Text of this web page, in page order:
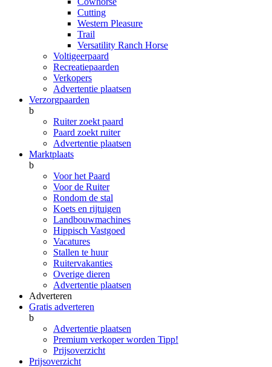
Cutting
Western Pleasure
Trail
Versatility Ranch Horse
Voltigeerpaard
Recreatiepaarden
Verkopers
Advertentie plaatsen
Verzorgpaarden
b
Ruiter zoekt paard
Paard zoekt ruiter
Advertentie plaatsen
Marktplaats
b
Voor het Paard
Voor de Ruiter
Rondom de stal
Koets en rijtuigen
Landbouwmachines
Hippisch Vastgoed
Vacatures
Stallen te huur
Ruitervakanties
Overige dieren
Advertentie plaatsen
Adverteren
Gratis adverteren
b
Advertentie plaatsen
Premium verkoper worden Tipp!
Prijsoverzicht
Prijsoverzicht